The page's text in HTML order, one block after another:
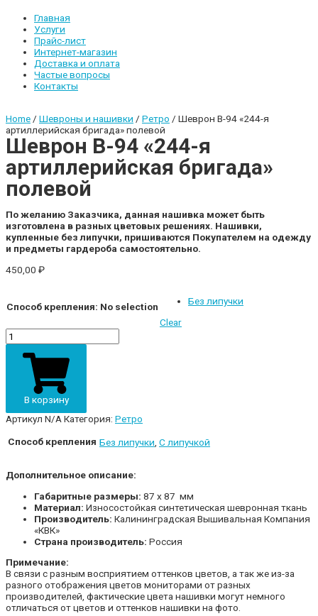
Главная
Услуги
Прайс-лист
Интернет-магазин
Доставка и оплата
Частые вопросы
Контакты
Home / Шевроны и нашивки / Ретро / Шеврон В-94 «244-я
артиллерийская бригада» полевой
Шеврон В-94 «244-я
артиллерийская бригада»
полевой
По желанию Заказчика, данная нашивка может быть
изготовлена в разных цветовых решениях. Нашивки,
купленные без липучки, пришиваются Покупателем на одежду
и предметы гардероба самостоятельно.
450,00 ₽
Способ крепления: No selection
Без липучки
Clear
Шеврон
В-94
«244-
артиллерийская
бригада»
полевой
quantity
В корзину
Артикул N/AКатегория: Ретро
Способ крепления Без липучки С липучкой
Дополнительное описание:
Габаритные размеры: 87 х 87 мм
Материал: Износостойкая синтетическая шевронная ткань
Производитель: Калининградская Вышивальная Компания
«КВК»
Страна производитель: Россия
Примечание:
В связи с разным восприятием оттенков цветов, а так же из-за
разного отображения цветов мониторами от разных
производителей, фактические цвета нашивки могут немного
отличаться от цветов и оттенков нашивки на фото.